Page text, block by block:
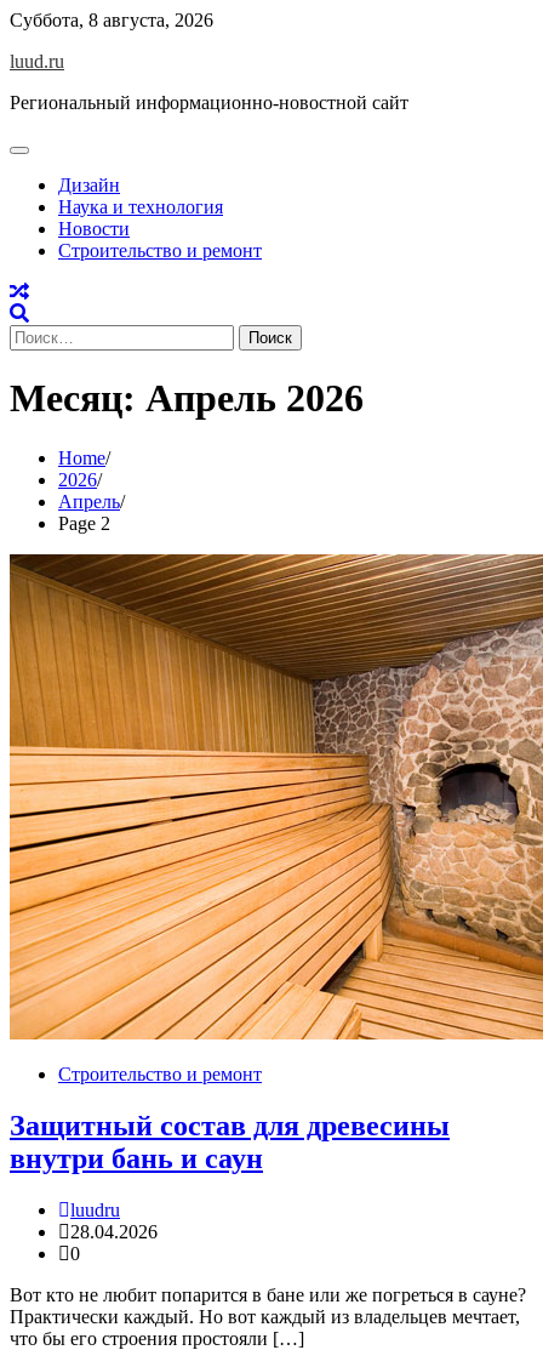
Skip
content
Суббота, 8 августа, 2026
luud.ru
Региональный информационно-новостной сайт
Дизайн
Наука и технология
Новости
Строительство и ремонт
Найти:
Месяц: Апрель 2026
Home
2026
Апрель
Page 2
Строительство и ремонт
Защитный состав для древесины
внутри бань и саун
luudru
28.04.2026
0
Вот кто не любит попарится в бане или же погреться в сауне?
Практически каждый. Но вот каждый из владельцев мечтает,
что бы его строения простояли […]